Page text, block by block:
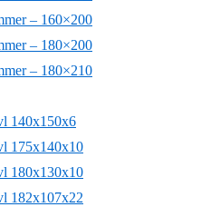
– 160×200
– 180×200
– 180×210
140x150x6
175x140x10
180x130x10
182x107x22